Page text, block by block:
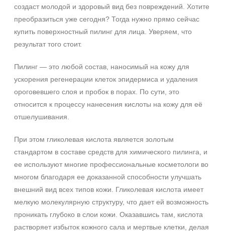
создаст молодой и здоровый вид без повреждений. Хотите
преобразиться уже сегодня? Тогда нужно прямо сейчас
купить поверхностный пилинг для лица. Уверяем, что
результат того стоит.
Пилинг — это любой состав, наносимый на кожу для
ускорения регенерации клеток эпидермиса и удаления
ороговевшего слоя и пробок в порах. По сути, это
относится к процессу нанесения кислоты на кожу для её
отшелушивания.
При этом гликолевая кислота является золотым
стандартом в составе средств для химического пилинга, и
ее используют многие профессиональные косметологи во
многом благодаря ее доказанной способности улучшать
внешний вид всех типов кожи. Гликолевая кислота имеет
мелкую молекулярную структуру, что дает ей возможность
проникать глубоко в слои кожи. Оказавшись там, кислота
растворяет избыток кожного сала и мертвые клетки, делая